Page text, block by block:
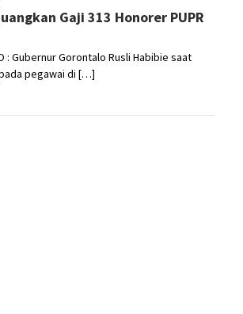
Gaji 313 Honorer PUPR
: Gubernur Gorontalo Rusli Habibie saat
pegawai di […]